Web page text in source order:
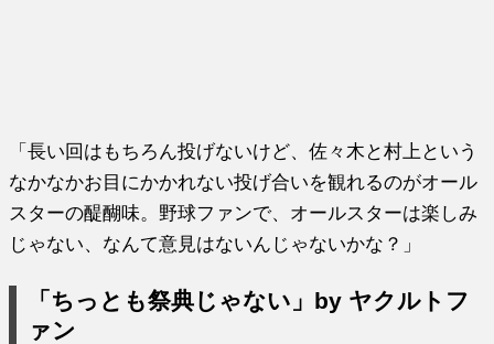
「長い回はもちろん投げないけど、佐々木と村上という
なかなかお目にかかれない投げ合いを観れるのがオール
スターの醍醐味。野球ファンで、オールスターは楽しみ
じゃない、なんて意見はないんじゃないかな？」
「ちっとも祭典じゃない」by ヤクルトフ
ァン